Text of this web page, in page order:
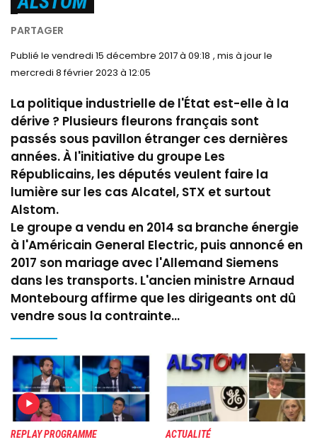
le vendredi 15 décembre 2017 à 09:18
le
mercredi 8 février 2023 à 12:05
La politique industrielle de l'État est-elle à la
dérive ? Plusieurs fleurons français sont
passés sous pavillon étranger ces dernières
années. À l'initiative du groupe Les
Républicains, les députés veulent faire la
lumière sur les cas Alcatel, STX et surtout
Alstom.
Le groupe a vendu en 2014 sa branche énergie
à l'Américain General Electric, puis annoncé en
2017 son mariage avec l'Allemand Siemens
dans les transports. L'ancien ministre Arnaud
Montebourg affirme que les dirigeants ont dû
vendre sous la contrainte...
Image
REPLAY PROGRAMME
Image
ACTUALITÉ